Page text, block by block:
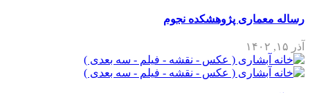
رساله معماری پژوهشکده نجوم
آذر ۱۵, ۱۴۰۲